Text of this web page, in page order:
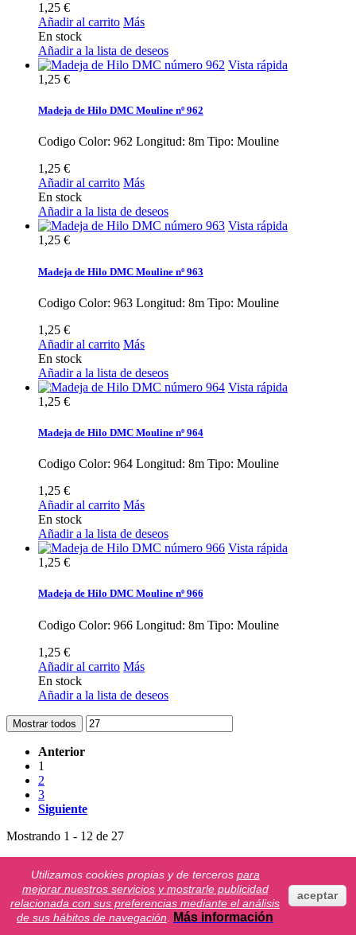
1,25 €
Añadir al carrito Más
En stock
Añadir a la lista de deseos
Vista rápida
1,25 €
Madeja de Hilo DMC Mouline nº 962
Codigo Color: 962 Longitud: 8m Tipo: Mouline
1,25 €
Añadir al carrito Más
En stock
Añadir a la lista de deseos
Vista rápida
1,25 €
Madeja de Hilo DMC Mouline nº 963
Codigo Color: 963 Longitud: 8m Tipo: Mouline
1,25 €
Añadir al carrito Más
En stock
Añadir a la lista de deseos
Vista rápida
1,25 €
Madeja de Hilo DMC Mouline nº 964
Codigo Color: 964 Longitud: 8m Tipo: Mouline
1,25 €
Añadir al carrito Más
En stock
Añadir a la lista de deseos
Vista rápida
1,25 €
Madeja de Hilo DMC Mouline nº 966
Codigo Color: 966 Longitud: 8m Tipo: Mouline
1,25 €
Añadir al carrito Más
En stock
Añadir a la lista de deseos
Mostrar todos
Anterior
1
2
3
Siguiente
Mostrando 1 - 12 de 27
Aviso legal
Condiciones
Envío y entrega
Utilizamos cookies propias y de terceros para
mejorar nuestros servicios y mostrarle publicidad
relacionada con sus preferencias mediante el análisis
de sus hábitos de navegación
Más información
aceptar